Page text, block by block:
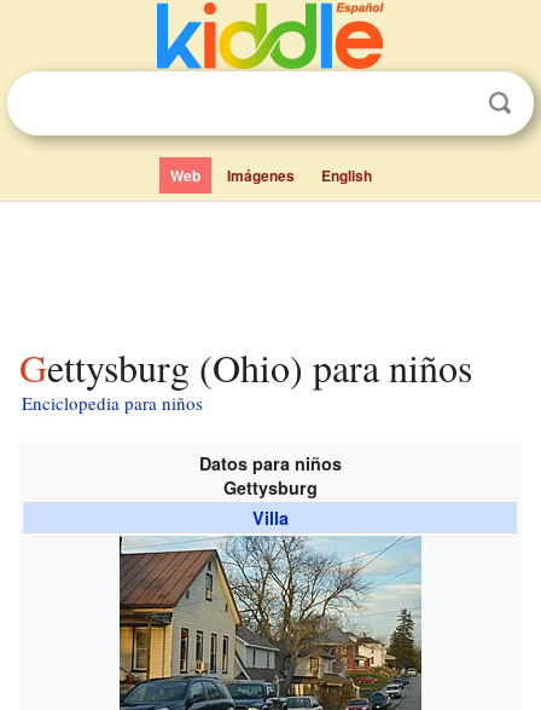
Web Imágenes English
Gettysburg (Ohio) para niños
Enciclopedia para niños
Datos para niños
Gettysburg
Villa